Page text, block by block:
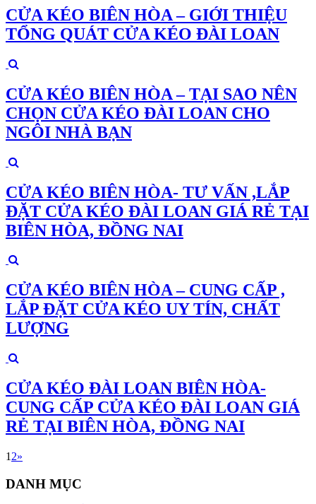
CỬA KÉO BIÊN HÒA – GIỚI THIỆU
TỔNG QUÁT CỬA KÉO ĐÀI LOAN
CỬA KÉO BIÊN HÒA – TẠI SAO NÊN
CHỌN CỬA KÉO ĐÀI LOAN CHO
NGÔI NHÀ BẠN
CỬA KÉO BIÊN HÒA- TƯ VẤN ,LẮP
ĐẶT CỬA KÉO ĐÀI LOAN GIÁ RẺ TẠI
BIÊN HÒA, ĐỒNG NAI
CỬA KÉO BIÊN HÒA – CUNG CẤP ,
LẮP ĐẶT CỬA KÉO UY TÍN, CHẤT
LƯỢNG
CỬA KÉO ĐÀI LOAN BIÊN HÒA-
CUNG CẤP CỬA KÉO ĐÀI LOAN GIÁ
RẺ TẠI BIÊN HÒA, ĐỒNG NAI
1 2»
DANH MỤC